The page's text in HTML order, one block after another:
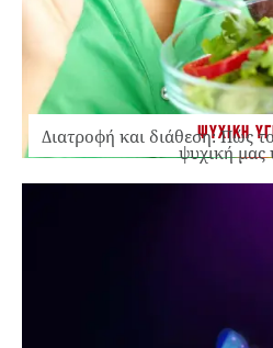
ΨΥΧΙΚΗ
Διατροφή και διάθεση: Πώς
ψυχική μας